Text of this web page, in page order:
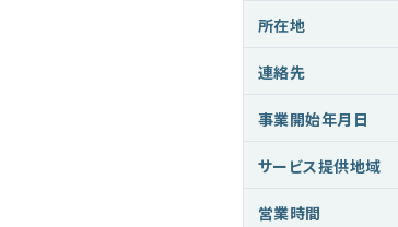
所在地
連絡先
事業開始年月日
サービス提供地域
営業時間